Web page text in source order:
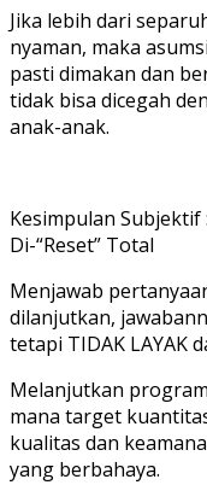
Jika lebih dari
nyaman, maka
pasti dimakan dan
tidak bisa dicegah
anak-anak.
Kesimpulan
Di-“Reset” Total
Menjawab
dilanjutkan,
tetapi TIDAK LAYAK
Melanjutkan
mana target
kualitas dan
yang berbahaya.